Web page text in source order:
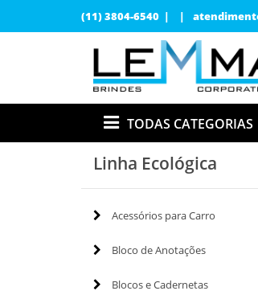
(11) 3804-6540 | |
TODAS CATEGORIAS
Linha Ecológica
Acessórios para Carro
Bloco de Anotações
Blocos e Cadernetas